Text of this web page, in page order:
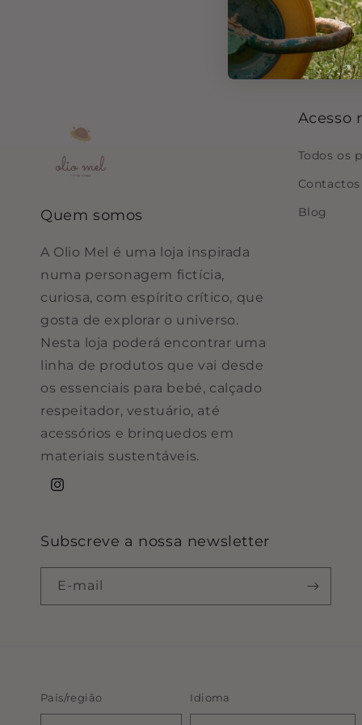
Quem somos
A Olio Mel é uma loja inspirada
numa personagem fictícia,
curiosa, com espírito crítico, que
gosta de explorar o universo.
Nesta loja poderá encontrar uma
linha de produtos que vai desde
os essenciais para bebé, calçado
respeitador, vestuário, até
acessórios e brinquedos em
materiais sustentáveis.
Instagram
Acesso
Todos os
Contactos
Blog
Subscreve a nossa newsletter
E-mail
País/região Idioma